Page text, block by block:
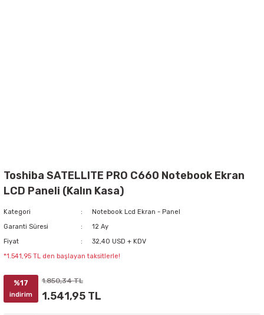
Toshiba SATELLITE PRO C660 Notebook Ekran
LCD Paneli (Kalın Kasa)
Kategori
Notebook Lcd Ekran - Panel
Garanti Süresi
12 Ay
Fiyat
32,40 USD + KDV
*1.541,95 TL den başlayan taksitlerle!
%17
indirim
1.850,34 TL
1.541,95 TL